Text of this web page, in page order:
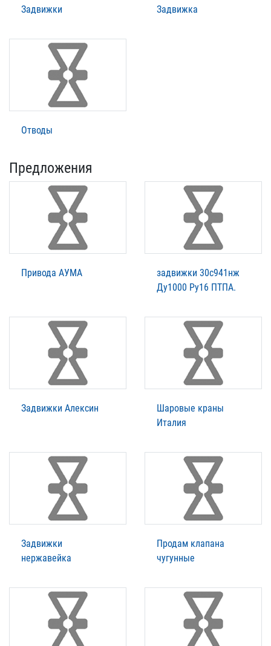
Задвижки Задвижка
Отводы
Предложения
Привода АУМА
задвижки 30с941нж
Ду1000 Ру16 ПТПА.
Задвижки Алексин
Шаровые краны
Италия
Задвижки
нержавейка
Продам клапана
чугунные